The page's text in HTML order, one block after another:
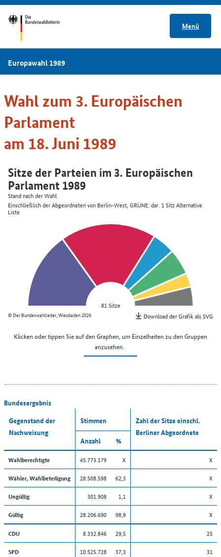
Menü
Europawahl 1989
Wahl zum 3. Europäischen
Parlament
am 18. Juni 1989
81 Sitze
© Der Bundeswahlleiter, Wiesbaden 2026
Sitze der Parteien im 3. Europäischen
Parlament 1989
Stand nach der Wahl
Einschließlich der Abgeordneten von Berlin-West, GRÜNE: dar. 1 Sitz Alternative
Liste
Download der Grafik als SVG
Klicken oder tippen Sie auf den Graphen, um Einzelheiten zu den Gruppen
anzusehen.
Bundesergebnis
Gegenstand der
Nachweisung
Stimmen
Zahl der Sitze einschl.
Berliner Abgeordnete
Anzahl
%
Wahlberechtigte 45.773.179 X X
Wähler, Wahlbeteiligung 28.508.598 62,3 X
Ungültig 301.908 1,1 X
Gültig 28.206.690 98,9 X
CDU 8.332.846 29,5 25
SPD 10.525.728 37,3 31